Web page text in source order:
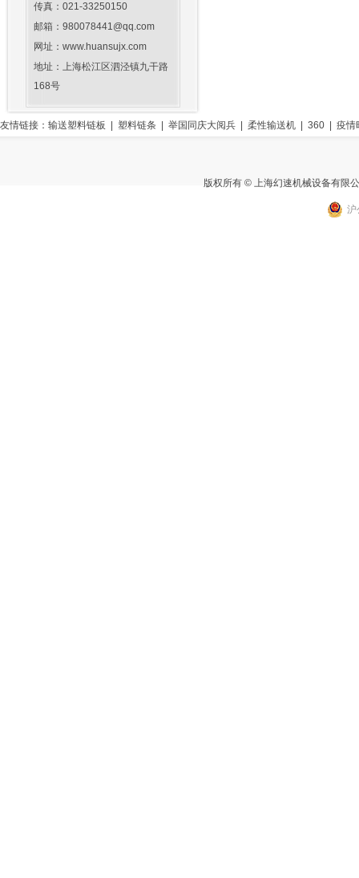
传真：021-33250150
邮箱：980078441@qq.com
网址：www.huansujx.com
地址：上海松江区泗泾镇九干路
168号
友情链接： 输送塑料链板 塑料链条 举国同庆大阅兵 柔性输送机 360 疫情
版权所有 © 上海幻速机械设备有限
沪